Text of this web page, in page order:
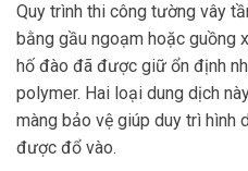
Quy trình thi công tường vây
bằng gầu ngoạm hoặc guồng
hố đào đã được giữ ổn định
polymer. Hai loại dung dịch
màng bảo vệ giúp duy trì hình
được đổ vào.